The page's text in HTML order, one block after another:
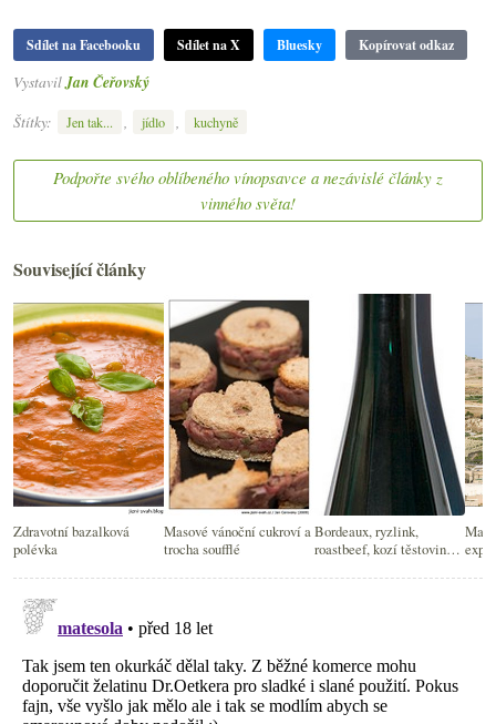
Sdílet na Facebooku Sdílet na X Bluesky Kopírovat odkaz
Vystavil Jan Čeřovský
Štítky:
Jen tak... , jídlo , kuchyně
Podpořte svého oblíbeného vínopsavce a nezávislé články z
vinného světa!
Související články
Zdravotní bazalková
polévka
Masové vánoční cukroví a
trocha soufflé
Bordeaux, ryzlink,
roastbeef, kozí těstoviny a